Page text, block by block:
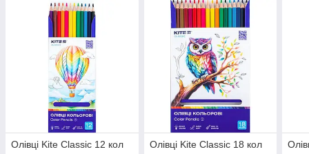
Олівці Kite Classic 12 кол Олівці Kite Classic 18 кол